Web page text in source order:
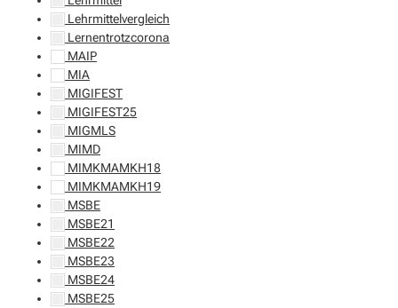
Lehrmittelvergleich
Lernentrotzcorona
MAIP
MIA
MIGIFEST
MIGIFEST25
MIGMLS
MIMD
MIMKMAMKH18
MIMKMAMKH19
MSBE
MSBE21
MSBE22
MSBE23
MSBE24
MSBE25